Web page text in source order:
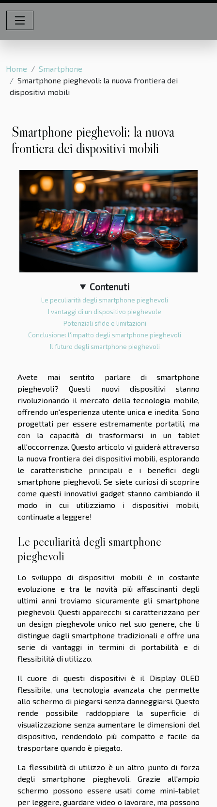
Home
Smartphone
Smartphone pieghevoli: la nuova frontiera dei
dispositivi mobili
Smartphone pieghevoli: la nuova
frontiera dei dispositivi mobili
Contenuti
Le peculiarità degli smartphone pieghevoli
I vantaggi di un dispositivo pieghevole
Potenziali sfide e limitazioni
Conclusione: l'impatto degli smartphone pieghevoli
Il futuro degli smartphone pieghevoli
Avete mai sentito parlare di smartphone
pieghevoli? Questi nuovi dispositivi stanno
rivoluzionando il mercato della tecnologia mobile,
offrendo un'esperienza utente unica e inedita. Sono
progettati per essere estremamente portatili, ma
con la capacità di trasformarsi in un tablet
all'occorrenza. Questo articolo vi guiderà attraverso
la nuova frontiera dei dispositivi mobili, esplorando
le caratteristiche principali e i benefici degli
smartphone pieghevoli. Se siete curiosi di scoprire
come questi innovativi gadget stanno cambiando il
modo in cui utilizziamo i dispositivi mobili,
continuate a leggere!
Le peculiarità degli smartphone
pieghevoli
Lo sviluppo di dispositivi mobili è in costante
evoluzione e tra le novità più affascinanti degli
ultimi anni troviamo sicuramente gli smartphone
pieghevoli. Questi apparecchi si caratterizzano per
un design pieghevole unico nel suo genere, che li
distingue dagli smartphone tradizionali e offre una
serie di vantaggi in termini di portabilità e di
flessibilità di utilizzo.
Il cuore di questi dispositivi è il Display OLED
flessibile, una tecnologia avanzata che permette
allo schermo di piegarsi senza danneggiarsi. Questo
rende possibile raddoppiare la superficie di
visualizzazione senza aumentare le dimensioni del
dispositivo, rendendolo più compatto e facile da
trasportare quando è piegato.
La flessibilità di utilizzo è un altro punto di forza
degli smartphone pieghevoli. Grazie all'ampio
schermo possono essere usati come mini-tablet
per leggere, guardare video o lavorare, ma possono